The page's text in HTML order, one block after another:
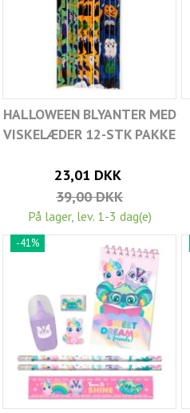
HALLOWEEN BLYANTER MED
VISKELÆDER 12-STK PAKKE
23,01 DKK
39,00 DKK
På lager, lev. 1-3 dag(e)
-41%